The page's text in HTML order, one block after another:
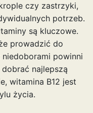
czy zastrzyki,
potrzeb.
są kluczowe.
prowadzić do
powinni
najlepszą
witamina B12 jest
życia.